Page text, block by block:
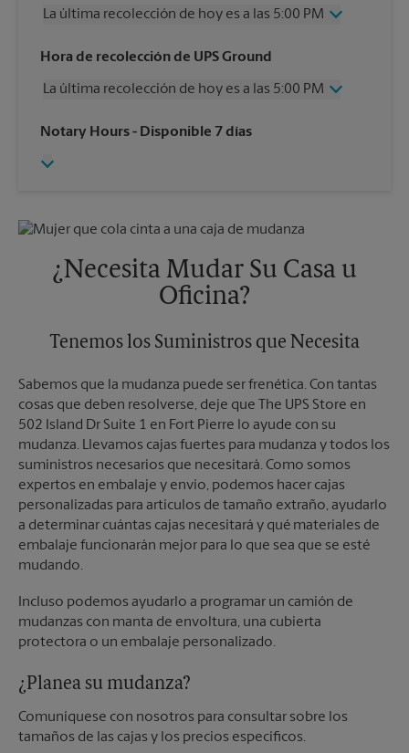
La última recolección de hoy es a las 5:00 PM
Miércoles
5:00 PM
Viernes
5:00 PM
Domingo
Sin Recolección
Hora de recolección de UPS Ground
La última recolección de hoy es a las 5:00 PM
Miércoles
5:00 PM
Viernes
Lunes
5:00 PM
Notary Hours- Disponible 7 días
¿Necesita Mudar Su Casa u
Oficina?
Tenemos los Suministros que Necesita
Sabemos que la mudanza puede ser frenética. Con tantas
cosas que deben resolverse, deje que The UPS Store en
502 Island Dr Suite 1 en Fort Pierre lo ayude con su
mudanza. Llevamos cajas fuertes para mudanza y todos los
suministros necesarios que necesitará. Como somos
expertos en embalaje y envío, podemos hacer cajas
personalizadas para artículos de tamaño extraño, ayudarlo
a determinar cuántas cajas necesitará y qué materiales de
embalaje funcionarán mejor para lo que sea que se esté
mudando.
Incluso podemos ayudarlo a programar un camión de
mudanzas con manta de envoltura, una cubierta
protectora o un embalaje personalizado.
¿Planea su mudanza?
Comuníquese con nosotros para consultar sobre los
tamaños de las cajas y los precios específicos.